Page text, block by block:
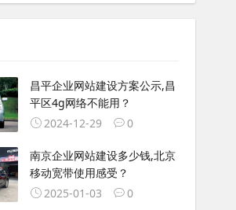
昌平企业网站建设方案公示,昌
平区4g网络不能用？
2024-12-29
0
南京企业网站建设多少钱,北京
移动宽带使用感受？
2025-01-03
0